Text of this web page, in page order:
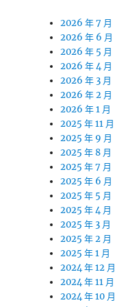
2026 年 7 月
2026 年 6 月
2026 年 5 月
2026 年 4 月
2026 年 3 月
2026 年 2 月
2026 年 1 月
2025 年 11 月
2025 年 9 月
2025 年 8 月
2025 年 7 月
2025 年 6 月
2025 年 5 月
2025 年 4 月
2025 年 3 月
2025 年 2 月
2025 年 1 月
2024 年 12 月
2024 年 11 月
2024 年 10 月